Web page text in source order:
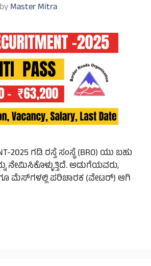
byMaster Mitra
2025 ಗಡಿ ರಸ್ತೆ ಸಂಸ್ಥೆ (BRO) ಯು ಬಹು
ನೇಮಿಸಿಕೊಳ್ಳುತ್ತಿದೆ. ಅಡುಗೆಯವರು,
ಮೆಸ್‌ಗಳಲ್ಲಿ ಪರಿಚಾರಕ (ವೇಟರ್) ಆಗಿ